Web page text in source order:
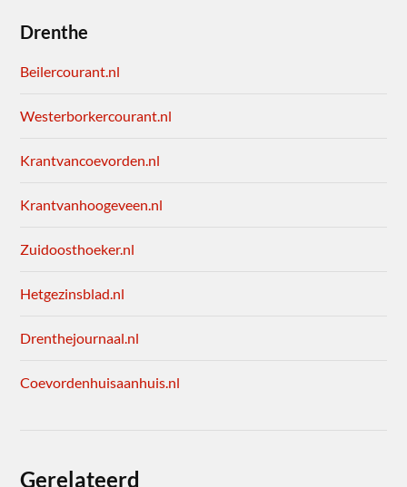
Drenthe
Beilercourant.nl
Westerborkercourant.nl
Krantvancoevorden.nl
Krantvanhoogeveen.nl
Zuidoosthoeker.nl
Hetgezinsblad.nl
Drenthejournaal.nl
Coevordenhuisaanhuis.nl
Gerelateerd